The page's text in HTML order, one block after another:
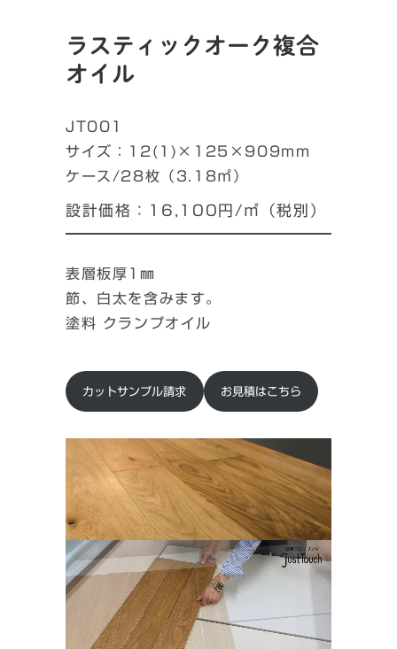
ラスティックオーク複合
オイル
JT001
サイズ：12(1)×125×909mm
ケース/28枚（3.18㎡）
設計価格：16,100円/㎡（税別）
表層板厚1㎜
節、白太を含みます。
塗料 クランプオイル
カットサンプル請求 お見積はこちら